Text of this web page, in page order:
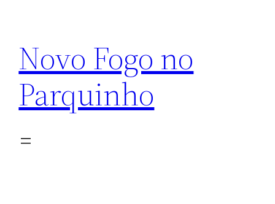
conteúdo
Novo Fogo no
Parquinho